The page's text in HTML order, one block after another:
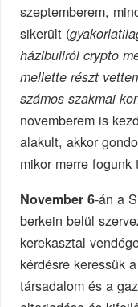
szeptemberem,
sikerült (
házibuliról crypto
mellette részt
számos szakmai
novemberem is
alakult, akkor
mikor merre
November 6-án a
berkein belül
kerekasztal
kérdésre keressük
társadalom és a